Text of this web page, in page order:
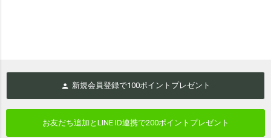
新規会員登録で100ポイントプレゼント
お友だち追加とLINE ID連携で200ポイントプレゼント